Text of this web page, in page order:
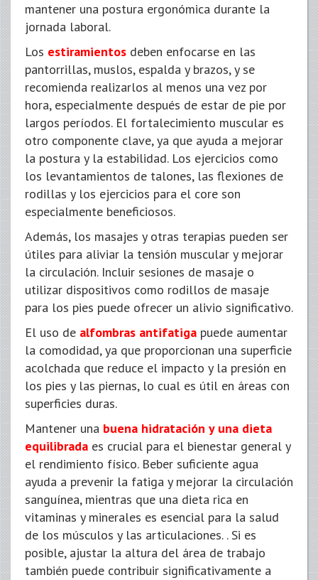
mantener una postura ergonómica durante la
jornada laboral.
Los estiramientos deben enfocarse en las
pantorrillas, muslos, espalda y brazos, y se
recomienda realizarlos al menos una vez por
hora, especialmente después de estar de pie por
largos períodos. El fortalecimiento muscular es
otro componente clave, ya que ayuda a mejorar
la postura y la estabilidad. Los ejercicios como
los levantamientos de talones, las flexiones de
rodillas y los ejercicios para el core son
especialmente beneficiosos.
Además, los masajes y otras terapias pueden ser
útiles para aliviar la tensión muscular y mejorar
la circulación. Incluir sesiones de masaje o
utilizar dispositivos como rodillos de masaje
para los pies puede ofrecer un alivio significativo.
El uso de alfombras antifatiga puede aumentar
la comodidad, ya que proporcionan una superficie
acolchada que reduce el impacto y la presión en
los pies y las piernas, lo cual es útil en áreas con
superficies duras.
Mantener una buena hidratación y una dieta
equilibrada es crucial para el bienestar general y
el rendimiento físico. Beber suficiente agua
ayuda a prevenir la fatiga y mejorar la circulación
sanguínea, mientras que una dieta rica en
vitaminas y minerales es esencial para la salud
de los músculos y las articulaciones. . Si es
posible, ajustar la altura del área de trabajo
también puede contribuir significativamente a